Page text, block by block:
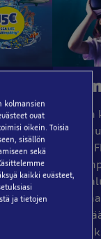
LIFE
€!
SEA
kuuluu
SEA
siis
kolmansien
ovat
oikein. Toisia
sisällön
sekä
kaikki evästeet,
ja tietojen